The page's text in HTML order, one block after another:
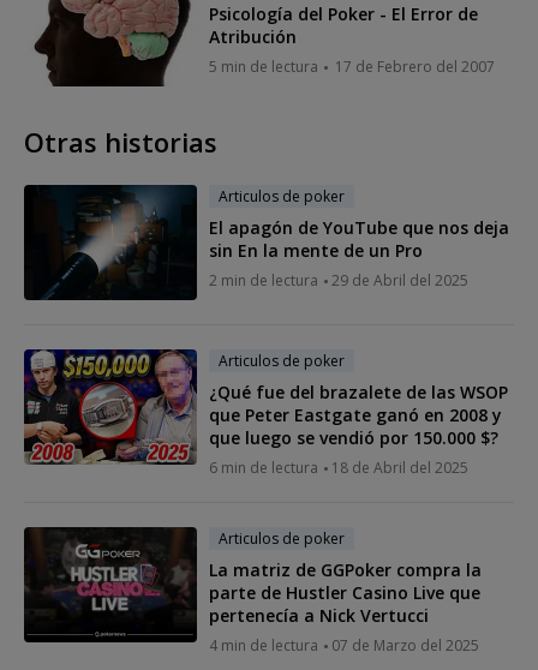
Psicología del Poker - El Error de
Atribución
5 min de lectura 17 de Febrero del 2007
Otras historias
Articulos de poker
El apagón de YouTube que nos deja
sin En la mente de un Pro
2 min de lectura 29 de Abril del 2025
Articulos de poker
¿Qué fue del brazalete de las WSOP
que Peter Eastgate ganó en 2008 y
que luego se vendió por 150.000 $?
6 min de lectura 18 de Abril del 2025
Articulos de poker
La matriz de GGPoker compra la
parte de Hustler Casino Live que
pertenecía a Nick Vertucci
4 min de lectura 07 de Marzo del 2025